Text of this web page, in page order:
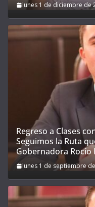
lunes 1 de diciembre de
Regreso a Clases
Seguimos la Ruta
Gobernadora Rocío
lunes 1 de septiembre